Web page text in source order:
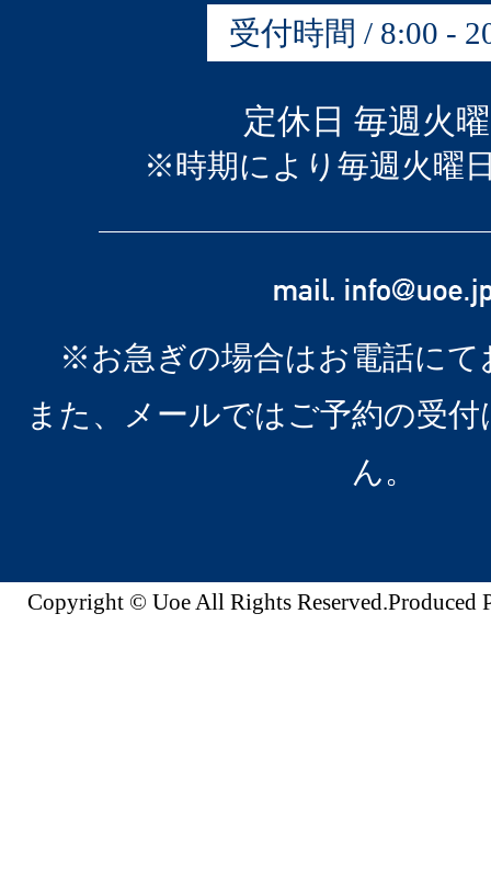
受付時間 / 8:00 -
定休日 毎週火
※時期により毎週火曜
※お急ぎの場合はお電話にて
また、メールではご予約の受
ん。
Copyright © Uoe All Rights Reserved.Produced